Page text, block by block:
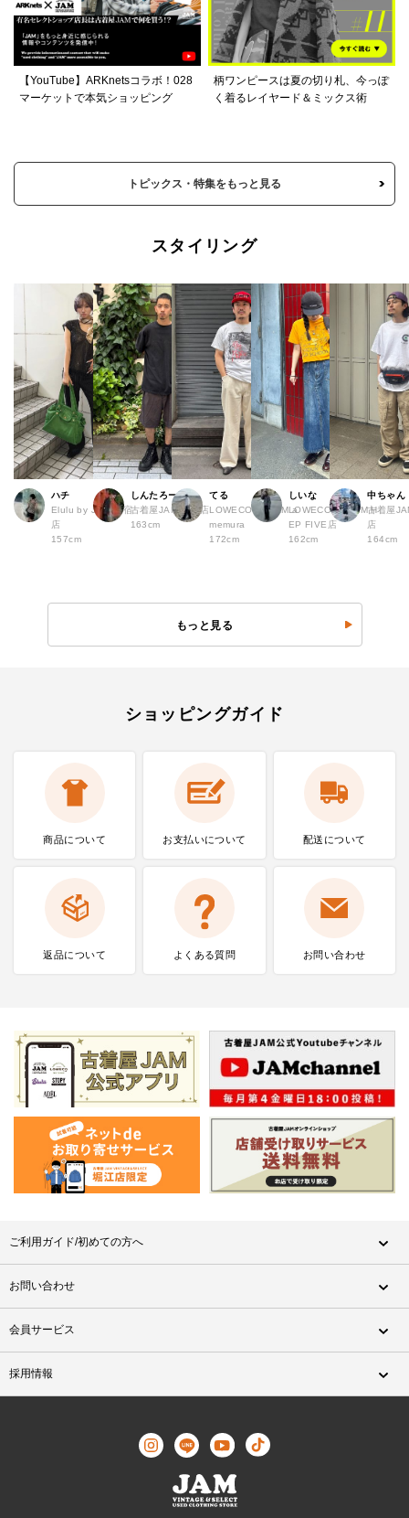
【YouTube】ARKnetsコラボ！028
マーケットで本気ショッピング
柄ワンピースは夏の切り札、今っぽ
く着るレイヤード＆ミックス術
トピックス・特集をもっと見る
スタイリング
ハチ
Elulu by JAM 原宿
店
157cm
しんたろー
古着屋JAM 仙台店
163cm
てる
LOWECO by JAM a
memura
172cm
しいな
LOWECO by JAM H
EP FIVE店
162cm
中ちゃん
古着屋
店
164cm
もっと見る
ショッピングガイド
商品について お支払いについて 配送について
返品について よくある質問 お問い合わせ
ご利用ガイド/初めての方へ
お問い合わせ
会員サービス
採用情報